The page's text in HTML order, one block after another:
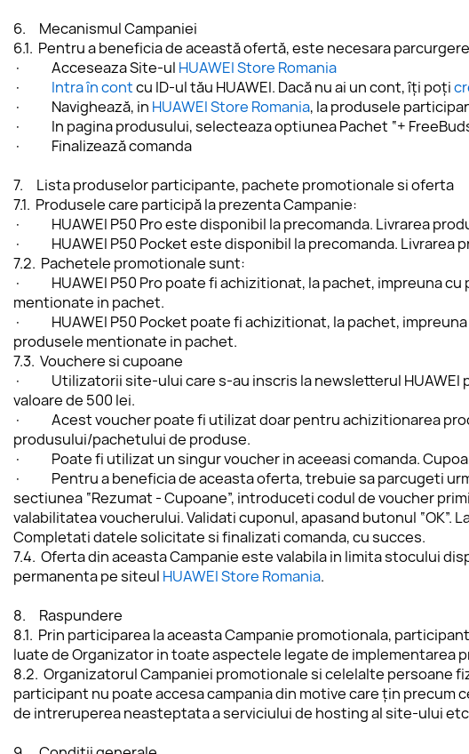
6. Mecanismul Campaniei
6.1.  Pentru a beneficia de această ofertă, este necesara
·           Acceseaza Site-ul HUAWEI Store Romania
· Intra în cont cu ID-ul tău HUAWEI. Dacă nu ai un cont, îți poți
·           Navighează, in HUAWEI Store Romania, la produsele
·           In pagina produsului, selecteaza optiunea Pachet “+
·           Finalizează comanda
7. Lista produselor participante, pachete promotionale si oferta
7.1.  Produsele care participă la prezenta Campanie:
·           HUAWEI P50 Pro este disponibil la precomanda.
·           HUAWEI P50 Pocket este disponibil la precomanda.
7.2.  Pachetele promotionale sunt:
·           HUAWEI P50 Pro poate fi achizitionat, la pachet,
mentionate in pachet.
·           HUAWEI P50 Pocket poate fi achizitionat, la pachet,
produsele mentionate in pachet.
7.3.  Vouchere si cupoane
·           Utilizatorii site-ului care s-au inscris la newsletterul
valoare de 500 lei.
·           Acest voucher poate fi utilizat doar pentru
produsului/pachetului de produse.
·           Poate fi utilizat un singur voucher in aceeasi
·           Pentru a beneficia de aceasta oferta, trebuie sa parcugeti
sectiunea “Rezumat - Cupoane”, introduceti codul de voucher
valabilitatea voucherului. Validati cuponul, apasand butonul
Completati datele solicitate si finalizati comanda, cu succes.
7.4.  Oferta din aceasta Campanie este valabila in limita stocului
permanenta pe siteul HUAWEI Store Romania.
8. Raspundere
8.1.  Prin participarea la aceasta Campanie promotionala,
luate de Organizator in toate aspectele legate de implementarea
8.2.  Organizatorul Campaniei promotionale si celelalte
participant nu poate accesa campania din motive care țin
de intreruperea neasteptata a serviciului de hosting al site-ului